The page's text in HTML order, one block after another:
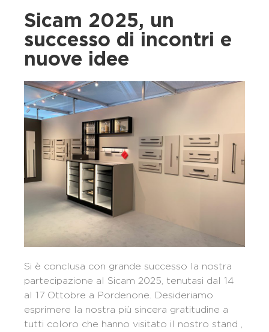
Sicam 2025, un
successo di incontri e
nuove idee
Si è conclusa con grande successo la nostra
partecipazione al Sicam 2025, tenutasi dal 14
al 17 Ottobre a Pordenone. Desideriamo
esprimere la nostra più sincera gratitudine a
tutti coloro che hanno visitato il nostro stand ,